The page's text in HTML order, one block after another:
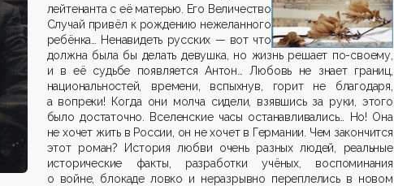
лейтенанта с её матерью. Его Величество
Случай привёл к рождению нежеланного
ребёнка… Ненавидеть русских — вот что
должна была бы делать девушка, но жизнь решает по-своему,
и в её судьбе появляется Антон… Любовь не знает границ,
национальностей, времени, вспыхнув, горит не благодаря,
а вопреки! Когда они молча сидели, взявшись за руки, этого
было достаточно. Вселенские часы останавливались… Но! Она
не хочет жить в России, он не хочет в Германии. Чем закончится
этот роман? История любви очень разных людей, реальные
исторические факты, разработки учёных, воспоминания
о войне, блокаде ловко и неразрывно переплелись в новом